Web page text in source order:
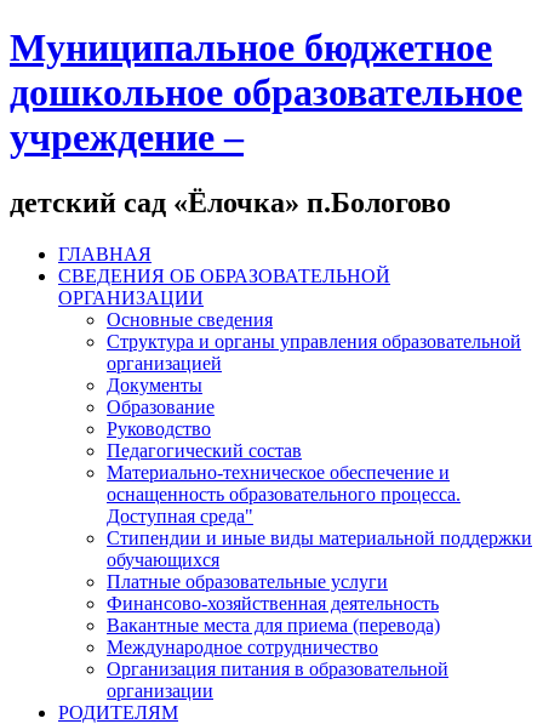
Муниципальное бюджетное
дошкольное образовательное
учреждение –
детский сад «Ёлочка» п.Бологово
ГЛАВНАЯ
СВЕДЕНИЯ ОБ ОБРАЗОВАТЕЛЬНОЙ
ОРГАНИЗАЦИИ
Основные сведения
Структура и органы управления образовательной
организацией
Документы
Образование
Руководство
Педагогический состав
Материально-техническое обеспечение и
оснащенность образовательного процесса.
Доступная среда"
Стипендии и иные виды материальной поддержки
обучающихся
Платные образовательные услуги
Финансово-хозяйственная деятельность
Вакантные места для приема (перевода)
Международное сотрудничество
Организация питания в образовательной
организации
РОДИТЕЛЯМ